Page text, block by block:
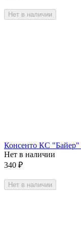
Нет в наличии
Консенто КС "Байер"
Нет в наличии
340 ₽
Нет в наличии